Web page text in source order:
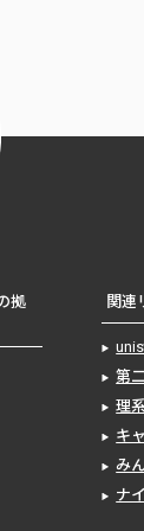
拠
関連
第
理
キ
み
ナ